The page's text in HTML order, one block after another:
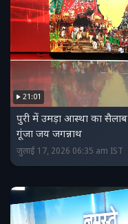
21:01
पुरी में उमड़ा आस्था का
गूंजा जय जगन्नाथ
जुलाई 17, 2026 06:35 am IST